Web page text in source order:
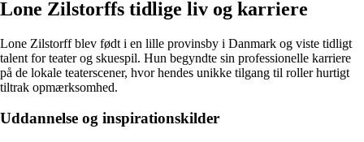
Lone Zilstorffs tidlige liv og karriere
Lone Zilstorff blev født i en lille provinsby i Danmark og viste tidligt
talent for teater og skuespil. Hun begyndte sin professionelle karriere
på de lokale teaterscener, hvor hendes unikke tilgang til roller hurtigt
tiltrak opmærksomhed.
Uddannelse og inspirationskilder